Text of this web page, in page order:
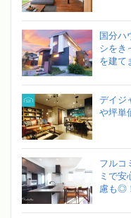
国分ハ
シをき
を建て
デイジ
や坪単
フルコ
ミで安
慮も◎